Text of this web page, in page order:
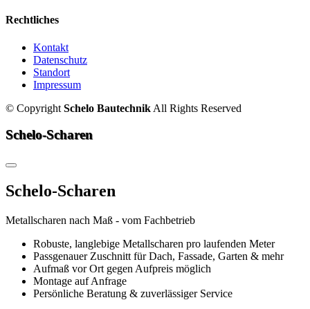
Rechtliches
Kontakt
Datenschutz
Standort
Impressum
© Copyright Schelo Bautechnik All Rights Reserved
Schelo-Scharen
Schelo-Scharen
Metallscharen nach Maß - vom Fachbetrieb
Robuste, langlebige Metallscharen pro laufenden Meter
Passgenauer Zuschnitt für Dach, Fassade, Garten & mehr
Aufmaß vor Ort gegen Aufpreis möglich
Montage auf Anfrage
Persönliche Beratung & zuverlässiger Service